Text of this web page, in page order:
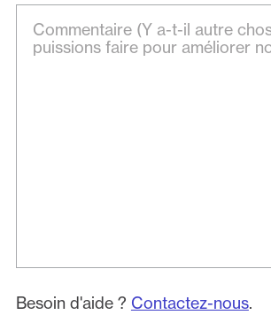
Besoin d'aide ? Contactez-nous.